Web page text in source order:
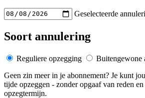
Geselecteerde
Soort annulering
Reguliere opzegging
Buitengewone
Geen zin meer in je abonnement? Je kunt
tijde opzeggen - zonder opgaaf van reden
opzegtermijn.